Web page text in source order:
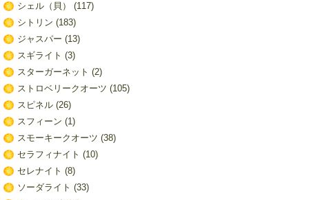
シェル（貝）
(117)
シトリン (183)
ジャスパー (13)
スギライト (3)
スターガーネット (2)
ストロベリークオーツ (105)
スピネル(26)
スフィーン (1)
スモーキークオーツ (38)
セラフィナイト (10)
セレナイト (8)
ソーダライト (33)